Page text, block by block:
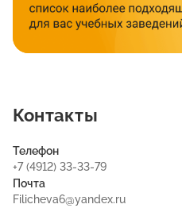
Контакты
Телефон
+7 (4912) 33-33-79
Почта
Filicheva6@yandex.ru